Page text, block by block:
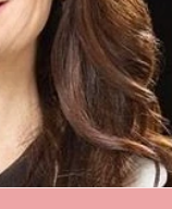
2023-2024
2026-2027